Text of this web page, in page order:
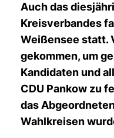
Auch das
Kreisverbandes
Weißensee statt.
gekommen, um
Kandidaten und
CDU Pankow zu
das
Wahlkreisen